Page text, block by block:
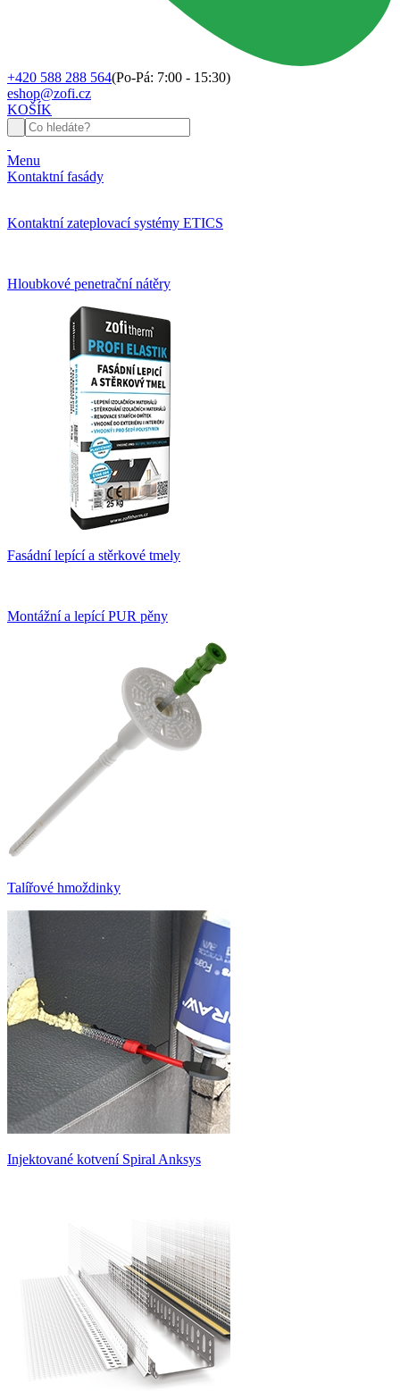
+420 588 288 564(Po-Pá: 7:00 - 15:30)
eshop@zofi.cz
KOŠÍK
Menu
Kontaktní fasády
Kontaktní zateplovací systémy ETICS
Hloubkové penetrační nátěry
Fasádní lepící a stěrkové tmely
Montážní a lepící PUR pěny
Talířové hmoždinky
Injektované kotvení Spiral Anksys